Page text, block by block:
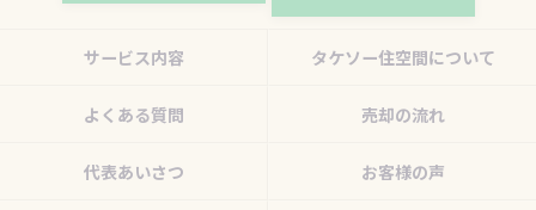
サービス内容 タケソー住空間について
よくある質問 売却の流れ
代表あいさつ お客様の声